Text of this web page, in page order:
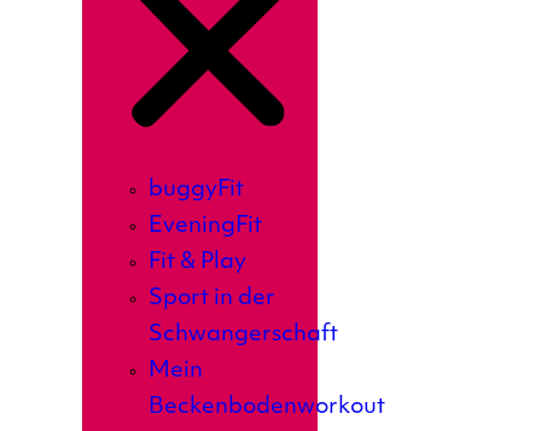
buggyFit
EveningFit
Fit & Play
Sport in der
Schwangerschaft
Mein
Beckenbodenworkout